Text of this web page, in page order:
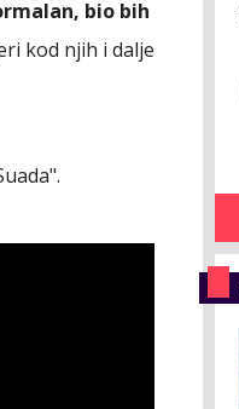
bio bih
kod njih i dalje